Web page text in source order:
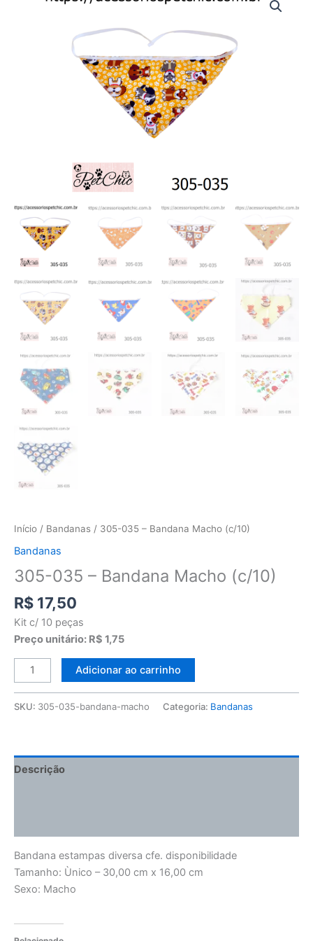
Início / Bandanas / 305-035 – Bandana Macho (c/10)
Bandanas
305-035 – Bandana Macho (c/10)
R$ 17,50
Kit c/ 10 peças
Preço unitário: R$ 1,75
Adicionar ao carrinho
SKU: 305-035-bandana-macho Categoria: Bandanas
Descrição
Bandana estampas diversa cfe. disponibilidade
Tamanho: Ùnico – 30,00 cm x 16,00 cm
Sexo: Macho